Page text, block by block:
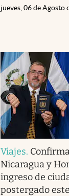
jueves, 06 de Agosto
Viajes.
Nicaragua y
ingreso de
postergado